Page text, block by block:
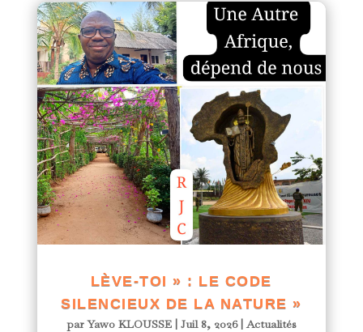
LÈVE-TOI » : LE CODE
SILENCIEUX DE LA NATURE »
parYawo KLOUSSE| Juil 8, 2026|Actualités